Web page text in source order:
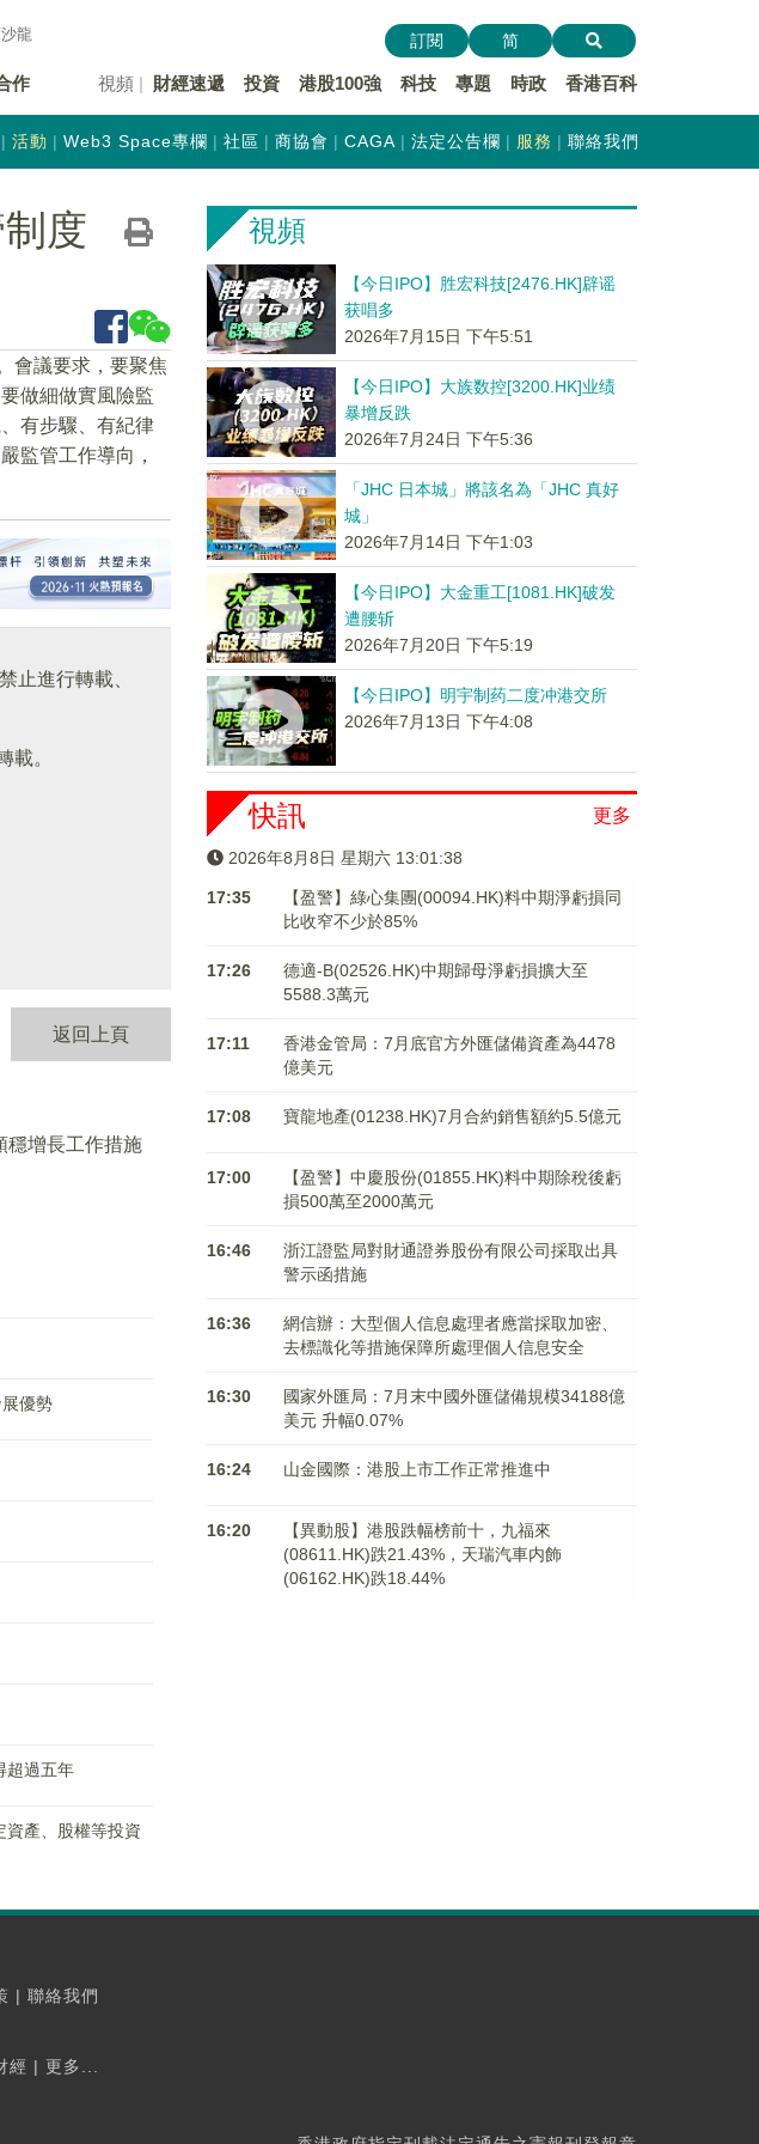
龍
作 視頻 財經速遞 投資 港股100強 科技 專題 時政 香港百科
訂閱 简
活動 Web3 Space專欄 社區 商協會 CAGA 法定公告欄 服務 聯絡我們
度
會議要求，要聚焦
做細做實風險監
有步驟、有紀律
監管工作導向，
止進行轉載、
載。
返回上頁
穩增長工作措施
優勢
超過五年
資產、股權等投資
視頻
【今日IPO】胜宏科技[2476.HK]辟谣
获唱多
2026年7月15日 下午5:51
【今日IPO】大族数控[3200.HK]业绩
暴增反跌
2026年7月24日 下午5:36
「JHC 日本城」將該名為「JHC 真好
城」
2026年7月14日 下午1:03
【今日IPO】大金重工[1081.HK]破发
遭腰斩
2026年7月20日 下午5:19
【今日IPO】明宇制药二度冲港交所
2026年7月13日 下午4:08
更多
快訊
2026年8月8日 星期六 13:01:38
17:35
【盈警】綠心集團(00094.HK)料中期淨虧損同
比收窄不少於85%
17:26
德適-B(02526.HK)中期歸母淨虧損擴大至
5588.3萬元
17:11
香港金管局：7月底官方外匯儲備資產為4478
億美元
17:08 寶龍地產(01238.HK)7月合約銷售額約5.5億元
17:00
【盈警】中慶股份(01855.HK)料中期除稅後虧
損500萬至2000萬元
16:46
浙江證監局對財通證券股份有限公司採取出具
警示函措施
16:36
網信辦：大型個人信息處理者應當採取加密、
去標識化等措施保障所處理個人信息安全
16:30
國家外匯局：7月末中國外匯儲備規模34188億
美元 升幅0.07%
16:24 山金國際：港股上市工作正常推進中
16:20
【異動股】港股跌幅榜前十，九福來
(08611.HK)跌21.43%，天瑞汽車内飾
(06162.HK)跌18.44%
| 聯絡我們
經 | 更多...